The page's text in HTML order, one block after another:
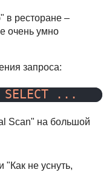
в ресторане –
очень умно
запроса:
SELECT ...
Scan" на большой
не уснуть,